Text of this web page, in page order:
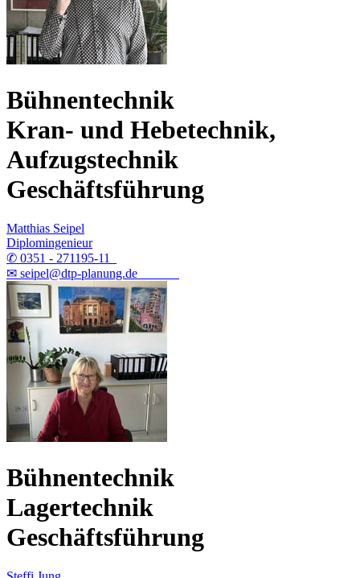
Bühnentechnik
Kran- und Hebetechnik,
Aufzugstechnik
Geschäftsführung
Matthias Seipel
Diplomingenieur
✆ 0351 - 271195-11
✉ seipel@dtp-planung.de
Bühnentechnik
Lagertechnik
Geschäftsführung